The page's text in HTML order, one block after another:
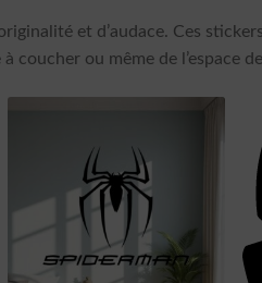
et d’audace. Ces
coucher ou même de l’espace